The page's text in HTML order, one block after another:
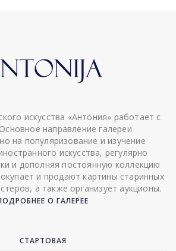
искусства «Антония» работает с
направление галереи
на популяризование и изучение
искусства, регулярно
и дополняя постоянную коллекцию
и продают картины старинных
а также организует аукционы.
О ГАЛЕРЕЕ
СТАРТОВАЯ